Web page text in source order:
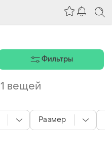
1 вещей
Размер
Фильтры